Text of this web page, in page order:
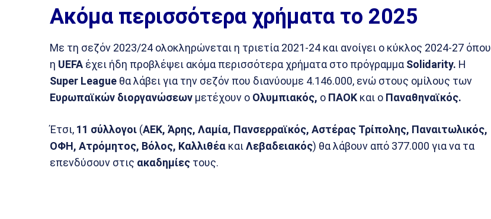
Ακόμα περισσότερα χρήματα το 2025
Με τη σεζόν 2023/24 ολοκληρώνεται η τριετία 2021-24 και ανοίγει ο κύκλος 2024-27 όπου
η UEFA έχει ήδη προβλέψει ακόμα περισσότερα χρήματα στο πρόγραμμαSolidarity. Η
Super League θα λάβει για την σεζόν που διανύουμε 4.146.000, ενώ στους ομίλους των
Ευρωπαϊκών διοργανώσεων μετέχουν ο Ολυμπιακός, ο ΠΑΟΚ και ο Παναθηναϊκός.
Έτσι, 11 σύλλογοι (ΑΕΚ, Άρης, Λαμία, Πανσερραϊκός, Αστέρας Τρίπολης, Παναιτωλικός,
ΟΦΗ, Ατρόμητος, Βόλος, Καλλιθέα καιΛεβαδειακός) θα λάβουν από 377.000 για να τα
επενδύσουν στις ακαδημίες τους.